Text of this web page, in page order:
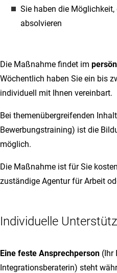
Sie haben die
absolvieren
Die Maßnahme findet im
Wöchentlich haben Sie ein bis
individuell mit Ihnen vereinbart.
Bei themenübergreifenden
Bewerbungstraining) ist die
möglich.
Die Maßnahme ist für Sie
zuständige Agentur für Arbeit
Individuelle
Eine feste Ansprechperson (Ihr
Integrationsberaterin) steht